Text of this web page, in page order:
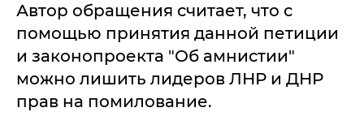
Автор обращения считает, что с
помощью принятия данной петиции
и законопроекта "Об амнистии"
можно лишить лидеров ЛНР и ДНР
прав на помилование.